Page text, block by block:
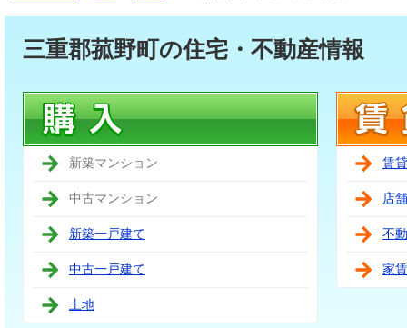
三重郡菰野町の住宅・不動産情報
新築マンション
中古マンション
新築一戸建て
中古一戸建て
土地
賃
店
不
家